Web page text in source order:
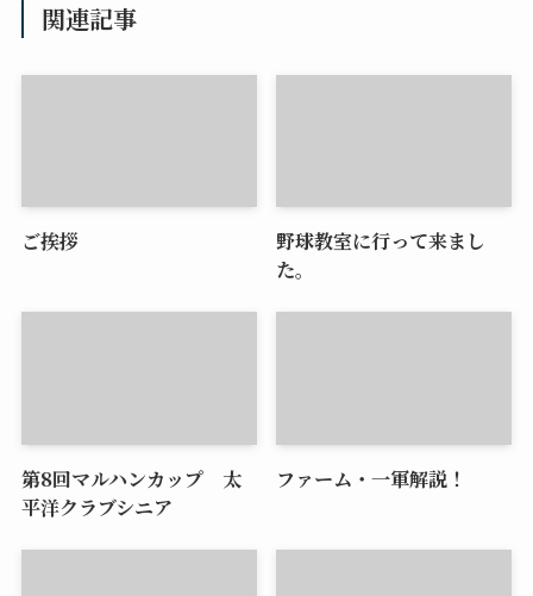
関連記事
ご挨拶
野球教室に行って来まし
た。
第8回マルハンカップ 太
平洋クラブシニア
ファーム・一軍解説！